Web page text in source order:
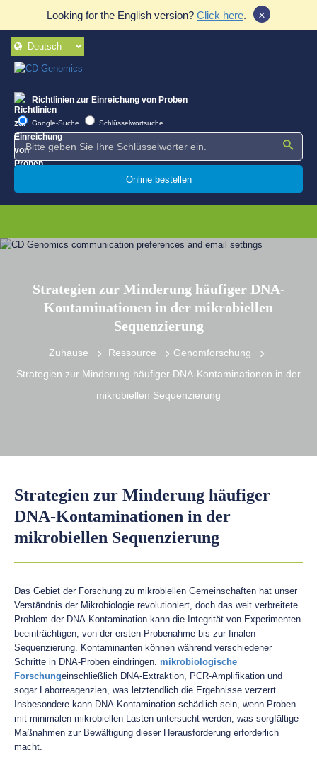
Looking for the English version? Click here. ×
Richtlinien zur Einreichung von Proben
Google-Suche Schlüsselwortsuche
Online bestellen
Strategien zur Minderung häufiger DNA-
Kontaminationen in der mikrobiellen
Sequenzierung
Zuhause Ressource
Genomforschung
Strategien zur Minderung häufiger DNA-Kontaminationen in der
mikrobiellen Sequenzierung
Strategien zur Minderung häufiger
DNA-Kontaminationen in der
mikrobiellen Sequenzierung
Das Gebiet der Forschung zu mikrobiellen Gemeinschaften hat unser
Verständnis der Mikrobiologie revolutioniert, doch das weit verbreitete
Problem der DNA-Kontamination kann die Integrität von Experimenten
beeinträchtigen, von der ersten Probenahme bis zur finalen
Sequenzierung. Kontaminanten können während verschiedener
Schritte in DNA-Proben eindringen. mikrobiologische
Forschungeinschließlich DNA-Extraktion, PCR-Amplifikation und
sogar Laborreagenzien, was letztendlich die Ergebnisse verzerrt.
Insbesondere kann DNA-Kontamination schädlich sein, wenn Proben
mit minimalen mikrobiellen Lasten untersucht werden, was sorgfältige
Maßnahmen zur Bewältigung dieser Herausforderung erforderlich
macht.